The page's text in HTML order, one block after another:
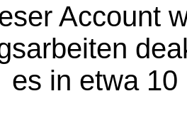
Account
es in etwa